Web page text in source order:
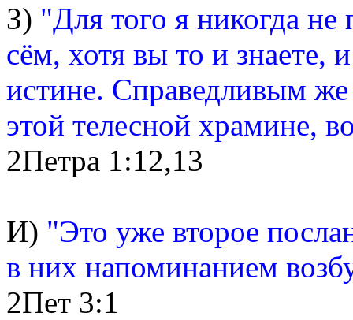
З) "Для того я никогда не
сём, хотя вы то и знаете,
истине. Справедливым
этой телесной храмине,
2Петра 1:12,13
И) "Это уже второе
в них напоминанием
2Пет 3:1